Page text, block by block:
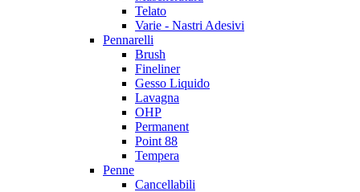
Telato
Varie - Nastri Adesivi
Pennarelli
Brush
Fineliner
Gesso Liquido
Lavagna
OHP
Permanent
Point 88
Tempera
Penne
Cancellabili